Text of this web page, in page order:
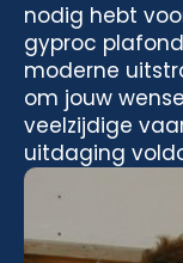
nodig hebt
gyproc
moderne
om jouw
veelzijdige
uitdaging